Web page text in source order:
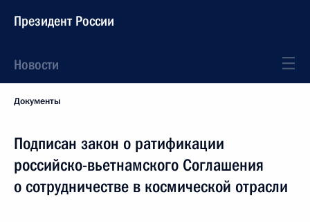
Президент России
Новости
Документы
Подписан закон о ратификации
российско-вьетнамского Соглашения
о сотрудничестве в космической отрасли